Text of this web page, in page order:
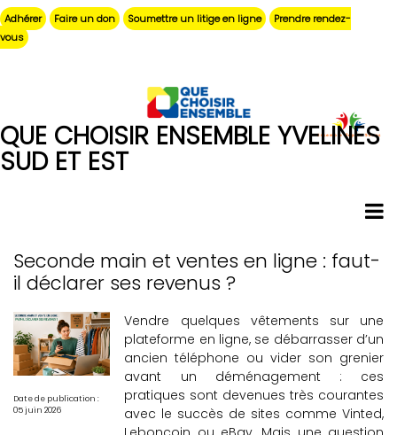
Aller
au
contenu
Adhérer Faire un don Soumettre un litige en ligne
Prendre rendez-
vous
QUE CHOISIR ENSEMBLE YVELINES
SUD ET EST
Seconde main et ventes en ligne : faut-
il déclarer ses revenus ?
Date de publication :
05 juin 2026
Vendre quelques vêtements sur une
plateforme en ligne, se débarrasser d’un
ancien téléphone ou vider son grenier
avant un déménagement : ces
pratiques sont devenues très courantes
avec le succès de sites comme Vinted,
Pagination